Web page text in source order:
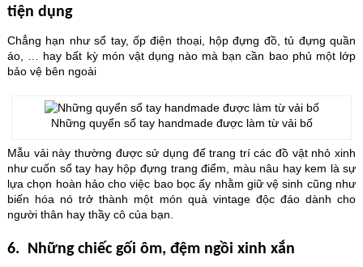
tiện dụng
Chẳng hạn như sổ tay, ốp điện thoại, hộp đựng đồ, tủ đựng quần
áo, … hay bất kỳ món vật dụng nào mà bạn cần bao phủ một lớp
bảo vệ bên ngoài
Những quyển sổ tay handmade được làm từ vải bố
Mẫu vải này thường được sử dụng để trang trí các đồ vật nhỏ xinh
như cuốn sổ tay hay hộp đựng trang điểm, màu nâu hay kem là sự
lựa chọn hoàn hảo cho việc bao bọc ấy nhằm giữ vệ sinh cũng như
biến hóa nó trở thành một món quà vintage độc đáo dành cho
người thân hay thầy cô của bạn.
6. Những chiếc gối ôm, đệm ngồi xinh xắn